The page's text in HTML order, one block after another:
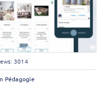
3014
Pédagogie